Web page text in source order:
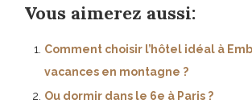
Vous aimerez aussi:
Comment choisir l’hôtel idéal à
vacances en montagne ?
Ou dormir dans le 6e à Paris ?